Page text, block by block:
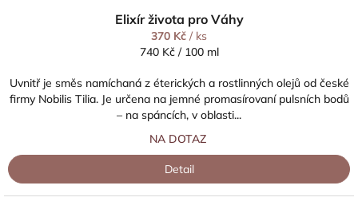
Elixír života pro Váhy
370 Kč / ks
Měrná
740 Kč / 100 ml
Uvnitř je směs namíchaná z éterických a rostlinných olejů od české
firmy Nobilis Tilia. Je určena na jemné promasírovaní pulsních bodů
– na spáncích, v oblasti...
NA DOTAZ
Detail